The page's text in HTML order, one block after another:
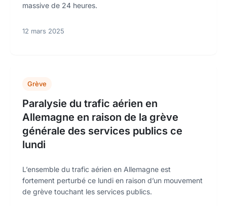
massive de 24 heures.
12 mars 2025
Grève
Paralysie du trafic aérien en
Allemagne en raison de la grève
générale des services publics ce
lundi
L’ensemble du trafic aérien en Allemagne est
fortement perturbé ce lundi en raison d’un mouvement
de grève touchant les services publics.